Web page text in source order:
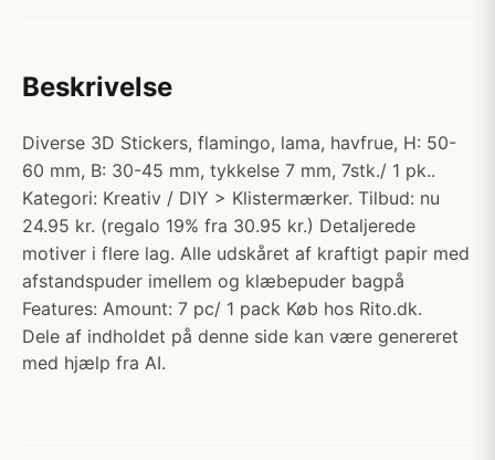
Beskrivelse
Diverse 3D Stickers, flamingo, lama, havfrue, H: 50-
60 mm, B: 30-45 mm, tykkelse 7 mm, 7stk./ 1 pk..
Kategori: Kreativ / DIY > Klistermærker. Tilbud: nu
24.95 kr. (regalo 19% fra 30.95 kr.) Detaljerede
motiver i flere lag. Alle udskåret af kraftigt papir med
afstandspuder imellem og klæbepuder bagpå
Features: Amount: 7 pc/ 1 pack Køb hos Rito.dk.
Dele af indholdet på denne side kan være genereret
med hjælp fra AI.